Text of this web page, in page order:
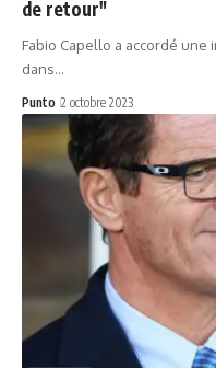
de retour"
Fabio Capello a accordé
dans…
Punto 2 octobre 2023